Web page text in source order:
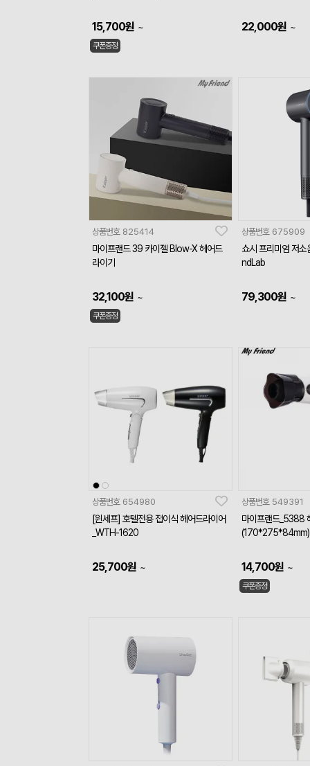
15,700원 ~
쿠폰증정
22,000원 ~
상품번호 825414
마이프랜드 39 카이젤 Blow-X 헤어드
라이기
32,100원 ~
쿠폰증정
상품번호 675909
쇼시 프리미엄 저
ndLab
79,300원 ~
상품번호 654980
[윈세프] 호텔전용 접이식 헤어드라이어
_WTH-1620
25,700원 ~
상품번호 549391
마이프랜드_5388
(170*275*84mm)
14,700원 ~
쿠폰증정